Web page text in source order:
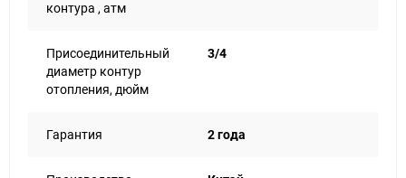
контура , атм
Присоединительный
диаметр контур
отопления, дюйм
3/4
Гарантия 2 года